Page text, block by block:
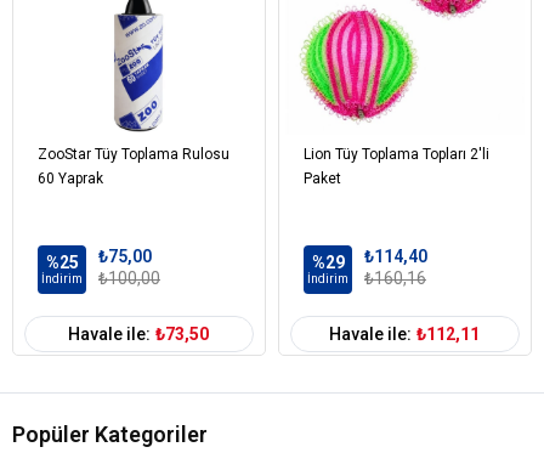
ZooStar Tüy Toplama Rulosu
60 Yaprak
%25
İndirim
₺75,00
₺100,00
Havale ile: ₺73,50
Lion Tüy Toplama Topları 2'li
Paket
%29
İndirim
₺114,40
₺160,16
Havale ile: ₺112,11
Popüler Kategoriler